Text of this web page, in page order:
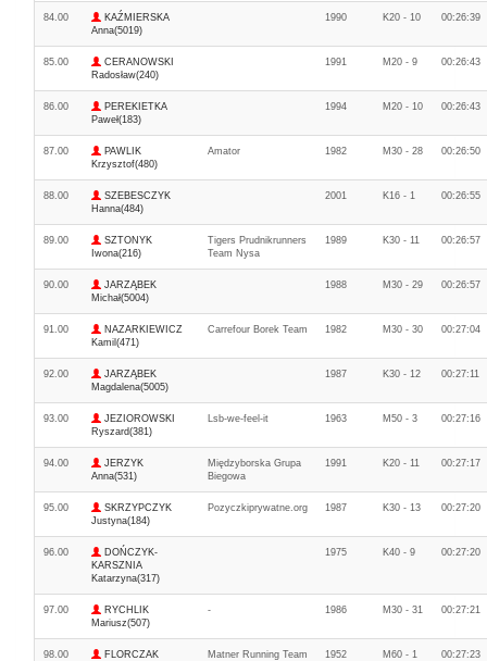
84.00
KAŹMIERSKA
Anna(5019)
1990 K20 - 10 00:26:39
85.00
CERANOWSKI
Radosław(240)
1991 M20 - 9 00:26:43
86.00
PEREKIETKA
Paweł(183)
1994 M20 - 10 00:26:43
87.00
PAWLIK
Krzysztof(480)
Amator 1982 M30 - 28 00:26:50
88.00
SZEBESCZYK
Hanna(484)
2001 K16 - 1 00:26:55
89.00
SZTONYK
Iwona(216)
Tigers Prudnikrunners
Team Nysa
1989 K30 - 11 00:26:57
90.00
JARZĄBEK
Michał(5004)
1988 M30 - 29 00:26:57
91.00
NAZARKIEWICZ
Kamil(471)
Carrefour Borek Team 1982 M30 - 30 00:27:04
92.00
JARZĄBEK
Magdalena(5005)
1987 K30 - 12 00:27:11
93.00
JEZIOROWSKI
Ryszard(381)
Lsb-we-feel-it 1963 M50 - 3 00:27:16
94.00
JERZYK
Anna(531)
Międzyborska Grupa
Biegowa
1991 K20 - 11 00:27:17
95.00
SKRZYPCZYK
Justyna(184)
Pozyczkiprywatne.org 1987 K30 - 13 00:27:20
96.00
DOŃCZYK-
KARSZNIA
Katarzyna(317)
1975 K40 - 9 00:27:20
97.00
RYCHLIK
Mariusz(507)
- 1986 M30 - 31 00:27:21
98.00
FLORCZAK
Matner Running Team 1952 M60 - 1 00:27:23